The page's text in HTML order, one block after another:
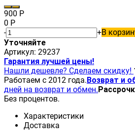
900 Р
0 Р
-
+В
Уточняйте
Артикул: 29237
Гарантия лучшей цены!
Нашли дешевле? Сделаем скидку!
Работаем с 2012 года.Возврат и
дней на возврат и обмен.
Без процентов.
Характеристики
Доставка